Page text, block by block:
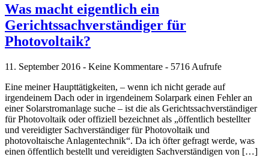
Was macht eigentlich ein
Gerichtssachverständiger für
Photovoltaik?
11. September 2016 - Keine Kommentare - 5716 Aufrufe
Eine meiner Haupttätigkeiten, – wenn ich nicht gerade auf
irgendeinem Dach oder in irgendeinem Solarpark einen Fehler an
einer Solarstromanlage suche – ist die als Gerichtssachverständiger
für Photovoltaik oder offiziell bezeichnet als „öffentlich bestellter
und vereidigter Sachverständiger für Photovoltaik und
photovoltaische Anlagentechnik“. Da ich öfter gefragt werde, was
einen öffentlich bestellt und vereidigten Sachverständigen von […]